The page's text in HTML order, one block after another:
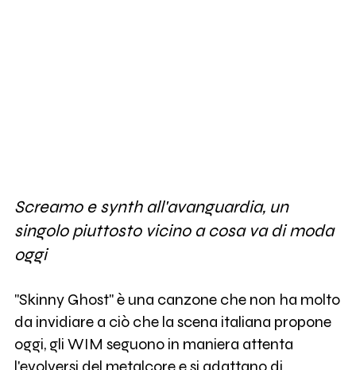
Screamo e synth all'avanguardia, un
singolo piuttosto vicino a cosa va di moda
oggi
"Skinny Ghost" è una canzone che non ha molto
da invidiare a ciò che la scena italiana propone
oggi, gli WIM seguono in maniera attenta